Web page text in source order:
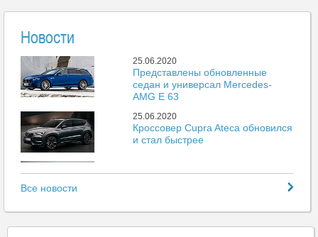
Новости
25.06.2020
Представлены обновленные
седан и универсал Mercedes-
AMG E 63
25.06.2020
Кроссовер Cupra Ateca обновился
и стал быстрее
Mazda представила новый пикап
25.06.2020
Больше 500 тыс. автомобилей
Все новости